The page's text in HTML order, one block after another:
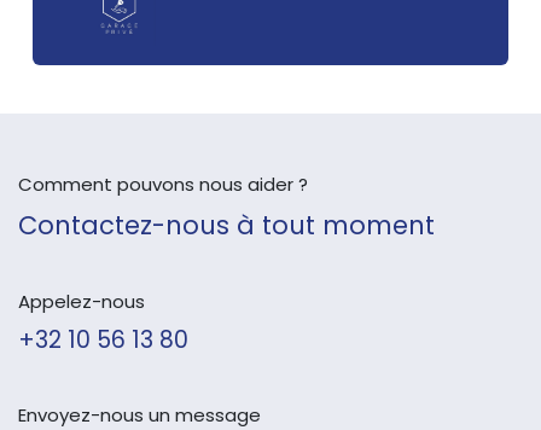
Comment pouvons nous aider ?
Contactez-nous à tout moment
Appelez-nous
+32 10 56 13 80
Envoyez-nous un message